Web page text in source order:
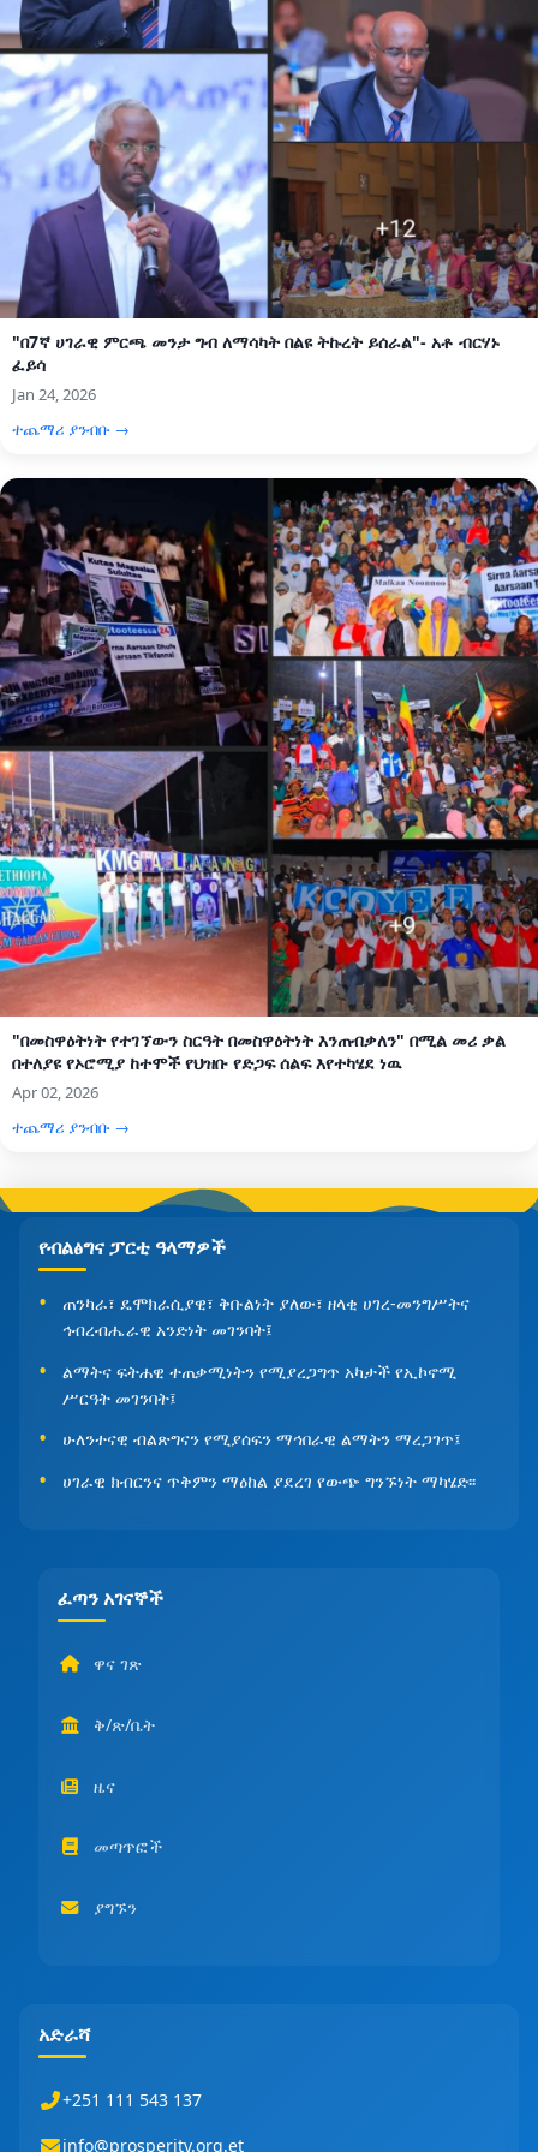
"በ7ኛ ሀገራዊ ምርጫ መንታ ግብ ለማሳካት በልዩ ትኩረት ይሰራል"- አቶ ብርሃኑ
ፈይሳ
Jan 24, 2026
ተጨማሪ ያንብቡ →
"በመስዋዕትነት የተገኘውን ስርዓት በመስዋዕትነት እንጠብቃለን" በሚል መሪ ቃል
በተለያዩ የኦሮሚያ ከተሞች የህዝቡ የድጋፍ ሰልፍ እየተካሄደ ነዉ
Apr 02, 2026
ተጨማሪ ያንብቡ →
የብልፅግና ፓርቲ ዓላማዎች
ጠንካራ፣ ዴሞክራሲያዊ፣ ቅቡልነት ያለው፣ ዘላቂ ሀገረ-መንግሥትና
ኅብረብሔራዊ አንድነት መገንባት፤
ልማትና ፍትሐዊ ተጠቃሚነትን የሚያረጋግጥ አካታች የኢኮኖሚ
ሥርዓት መገንባት፤
ሁለንተናዊ ብልጽግናን የሚያሰፍን ማኅበራዊ ልማትን ማረጋገጥ፤
ሀገራዊ ክብርንና ጥቅምን ማዕከል ያደረገ የውጭ ግንኙነት ማካሄድ፡፡
ፈጣን አገናኞች
ዋና ገጽ
ቅ/ጽ/ቤት
ዜና
መጣጥፎች
ያግኙን
አድራሻ
+251 111 543 137
info@prosperity.org.et